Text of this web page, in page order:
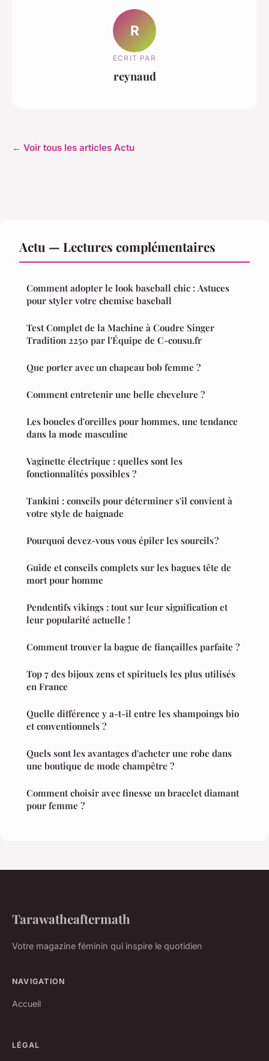
R
ECRIT PAR
reynaud
← Voir tous les articles Actu
Actu — Lectures complémentaires
Comment adopter le look baseball chic : Astuces
pour styler votre chemise baseball
Test Complet de la Machine à Coudre Singer
Tradition 2250 par l'Équipe de C-cousu.fr
Que porter avec un chapeau bob femme ?
Comment entretenir une belle chevelure ?
Les boucles d'oreilles pour hommes, une tendance
dans la mode masculine
Vaginette électrique : quelles sont les
fonctionnalités possibles ?
Tankini : conseils pour déterminer s'il convient à
votre style de baignade
Pourquoi devez-vous vous épiler les sourcils ?
Guide et conseils complets sur les bagues tête de
mort pour homme
Pendentifs vikings : tout sur leur signification et
leur popularité actuelle !
Comment trouver la bague de fiançailles parfaite ?
Top 7 des bijoux zens et spirituels les plus utilisés
en France
Quelle différence y a-t-il entre les shampoings bio
et conventionnels ?
Quels sont les avantages d'acheter une robe dans
une boutique de mode champêtre ?
Comment choisir avec finesse un bracelet diamant
pour femme ?
Tarawatheaftermath
Votre magazine féminin qui inspire le quotidien
NAVIGATION
Accueil
LÉGAL